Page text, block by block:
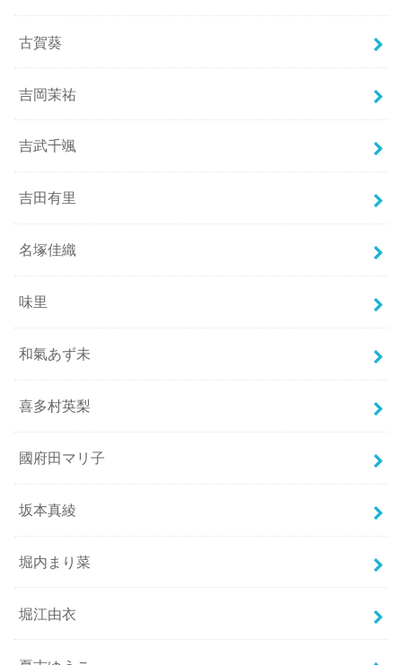
古賀葵
吉岡茉祐
吉武千颯
吉田有里
名塚佳織
味里
和氣あず未
喜多村英梨
國府田マリ子
坂本真綾
堀内まり菜
堀江由衣